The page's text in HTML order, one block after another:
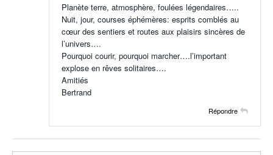
Planète terre, atmosphère, foulées légendaires…..
Nuit, jour, courses éphémères: esprits comblés au
cœur des sentiers et routes aux plaisirs sincères de
l’univers….
Pourquoi courir, pourquoi marcher….l’important
explose en rêves solitaires….
Amitiés
Bertrand
Répondre